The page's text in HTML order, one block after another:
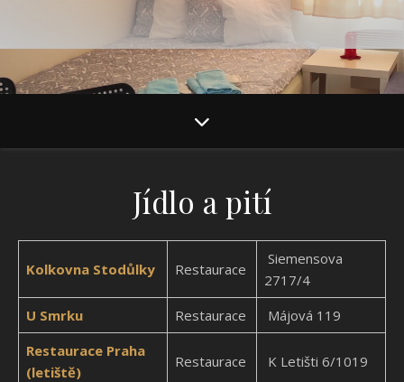
Jídlo a pití
Kolkovna Stodůlky Restaurace
Siemensova
2717/4
U Smrku
Restaurace
Májová 119
Restaurace Praha
(letiště)
Restaurace K Letišti 6/1019